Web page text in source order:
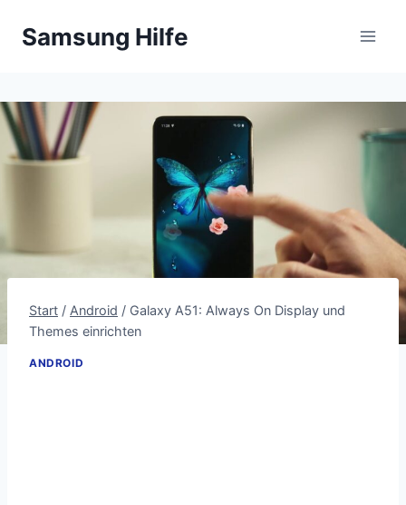
InhaltSamsung Hilfe
Start / Android / Galaxy A51: Always On Display und
Themes einrichten
ANDROID